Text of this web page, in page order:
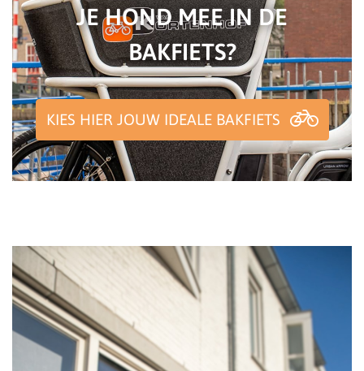
JE HOND MEE IN DE
BAKFIETS?
KIES HIER JOUW IDEALE BAKFIETS